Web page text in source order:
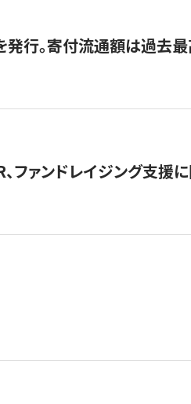
発行。寄付流通額は過去
ファンドレイジング支援